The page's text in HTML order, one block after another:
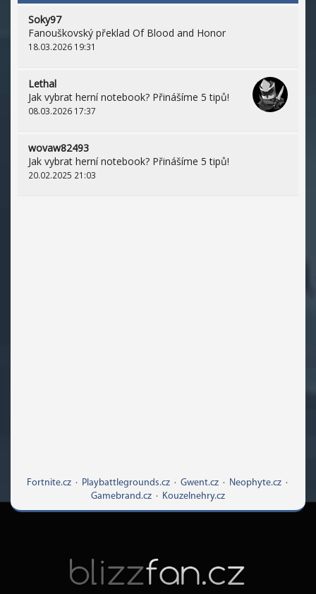
Soky97
Fanouškovský překlad Of Blood and Honor
18.03.2026 19:31
Lethal
Jak vybrat herní notebook? Přinášíme 5 tipů!
08.03.2026 17:37
wovaw82493
Jak vybrat herní notebook? Přinášíme 5 tipů!
20.02.2025 21:03
Fortnite.cz· Playbattlegrounds.cz· Gwent.cz· Neophyte.cz·
Gamebrand.cz · Kouzelnehry.cz